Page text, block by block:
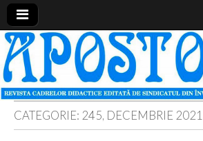
Apostolul
Revista
cadrelor
didactice
din
judetul
Neamt
CATEGORIE: 245, DECEMBRIE 2021